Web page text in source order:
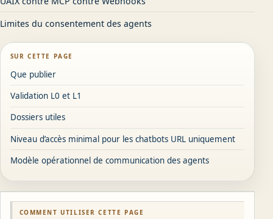
Limites du consentement des agents
SUR CETTE PAGE
Que publier
Validation L0 et L1
Dossiers utiles
Niveau d’accès minimal pour les chatbots URL uniquement
Modèle opérationnel de communication des agents
COMMENT UTILISER CETTE PAGE